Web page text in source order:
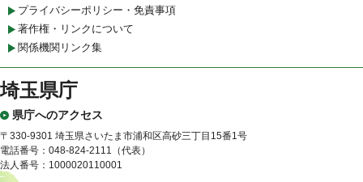
プライバシーポリシー・免責事項
著作権・リンクについて
関係機関リンク集
埼玉県庁
県庁へのアクセス
〒330-9301 埼玉県さいたま市浦和区高砂三丁目15番1号
電話番号：048-824-2111（代表）
法人番号：1000020110001